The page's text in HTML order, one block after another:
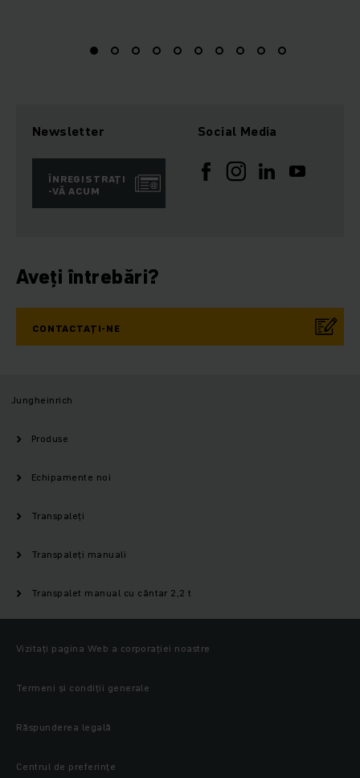
Newsletter
ÎNREGISTRAȚI
-VĂ ACUM
Social Media
Aveți întrebări?
CONTACTAȚI-NE
Jungheinrich
Produse
Echipamente noi
Transpaleți
Transpaleți manuali
Transpalet manual cu cântar 2,2 t
Vizitați pagina Web a corporației noastre
Termeni și condiții generale
Răspunderea legală
Centrul de preferințe